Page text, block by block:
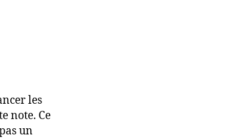
les
note. Ce
un